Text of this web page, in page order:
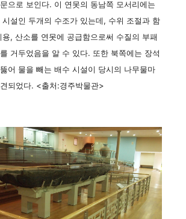
으로 보인다. 이 연못의 동남쪽 모서리에는
설인 두개의 수조가 있는데, 수위 조절과 함
, 산소를 연못에 공급함으로써 수질의 부패
거두었음을 알 수 있다. 또한 북쪽에는 장석
어 물을 빼는 배수 시설이 당시의 나무물마
되었다. <출처:경주박물관>